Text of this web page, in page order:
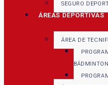
SEGURO
ÁREAS DEPORTIVAS
ÁREA DE